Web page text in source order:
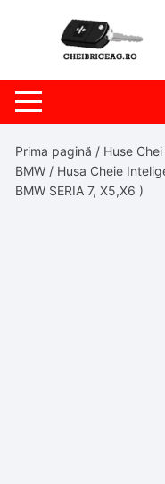
Prima pagină / Huse
BMW / Husa Cheie
BMW SERIA 7, X5,X6 )